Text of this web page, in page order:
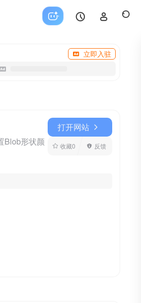
立即入驻
Blob形状颜
打开网站
收藏0 反馈